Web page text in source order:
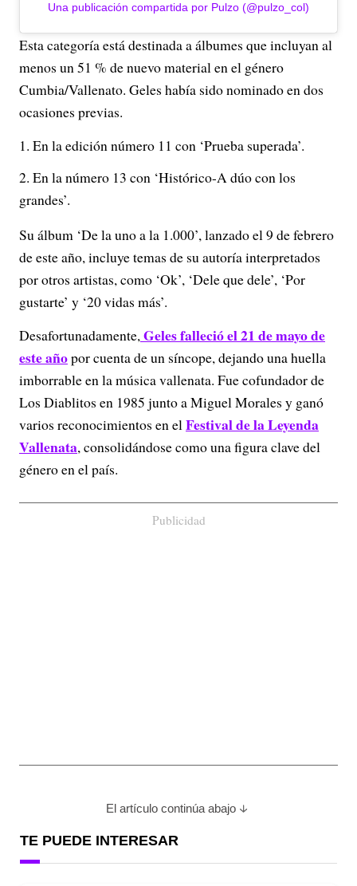
Una publicación compartida por Pulzo (@pulzo_col)
Esta categoría está destinada a álbumes que incluyan al
menos un 51 % de nuevo material en el género
Cumbia/Vallenato. Geles había sido nominado en dos
ocasiones previas.
En la edición número 11 con ‘Prueba superada’.
En la número 13 con ‘Histórico-A dúo con los
grandes’.
Su álbum ‘De la uno a la 1.000’, lanzado el 9 de febrero
de este año, incluye temas de su autoría interpretados
por otros artistas, como ‘Ok’, ‘Dele que dele’, ‘Por
gustarte’ y ‘20 vidas más’.
Desafortunadamente,Geles falleció el 21 de mayo de
este añopor cuenta de un síncope, dejando una huella
imborrable en la música vallenata. Fue cofundador de
Los Diablitos en 1985 junto a Miguel Morales y ganó
varios reconocimientos en elFestival de la Leyenda
Vallenata, consolidándose como una figura clave del
género en el país.
Publicidad
El artículo continúa abajo
TE PUEDE INTERESAR